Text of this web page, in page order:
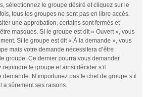
sélectionnez le groupe désiré et cliquez sur le
tous les groupes ne sont pas en libre accès.
une approbation, certains sont fermés et
masqués. Si le groupe est dit « Ouvert », vous
Si le groupe est dit « À la demande », vous
mais votre demande nécessitera d’être
groupe. Ce dernier pourra vous demander
le groupe et ainsi décider s’il
N’importunez pas le chef de groupe s’il
a sûrement ses raisons.